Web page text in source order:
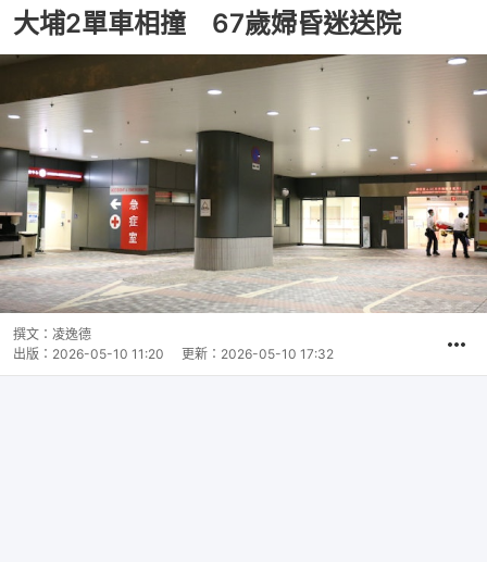
大埔2單車相撞 67歲婦昏迷送院
撰文： 凌逸德
出版： 2026-05-10 11:20 更新： 2026-05-10 17:32